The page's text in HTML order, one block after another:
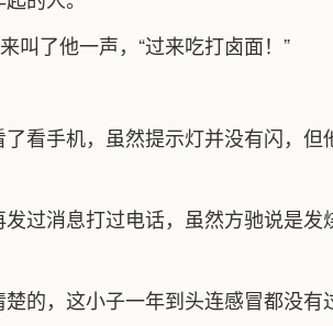
叫了他一声，“过来吃打卤面！”
看手机，虽然提示灯并没有闪，
过消息打过电话，虽然方驰说是
，这小子一年到头连感冒都没有